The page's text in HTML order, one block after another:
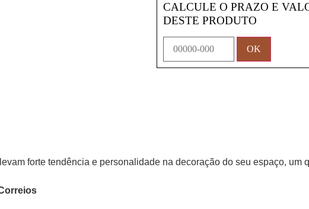
CALCULE O PRAZO E
DESTE PRODUTO
forte tendência e personalidade na decoração do seu espaço, um